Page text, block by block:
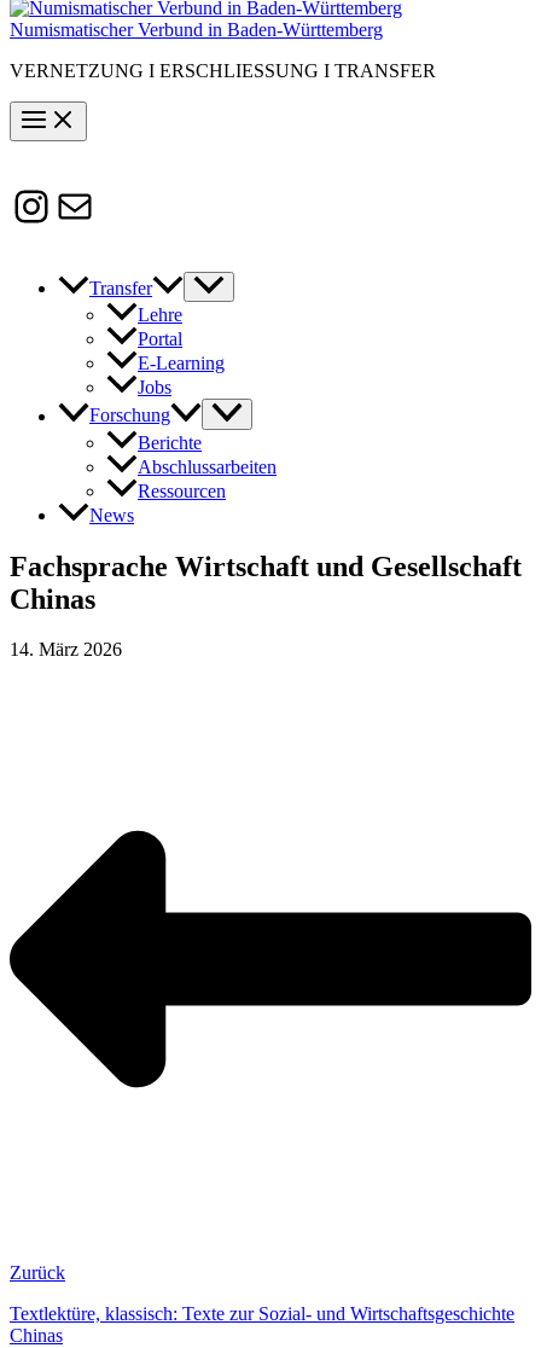
Numismatischer Verbund in Baden-Württemberg
VERNETZUNG I ERSCHLIESSUNG I TRANSFER
Instagram
Susanne.Boerner@zaw.uni-
heidelberg.de
Transfer
Lehre
Portal
E-Learning
Jobs
Forschung
Berichte
Abschlussarbeiten
Ressourcen
News
Fachsprache Wirtschaft und Gesellschaft
Chinas
14. März 2026
Zurück
Textlektüre, klassisch: Texte zur Sozial- und Wirtschaftsgeschichte
Chinas